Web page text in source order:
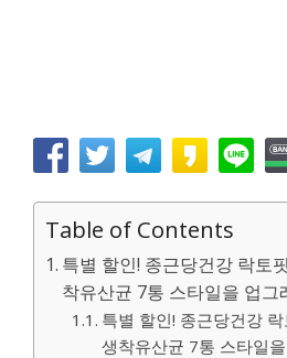
Table of Contents
특별 할인! 종근당건강 락토
착유산균 7통 스타일을 업그
특별 할인! 종근당건강
생착유산균 7통 스타일